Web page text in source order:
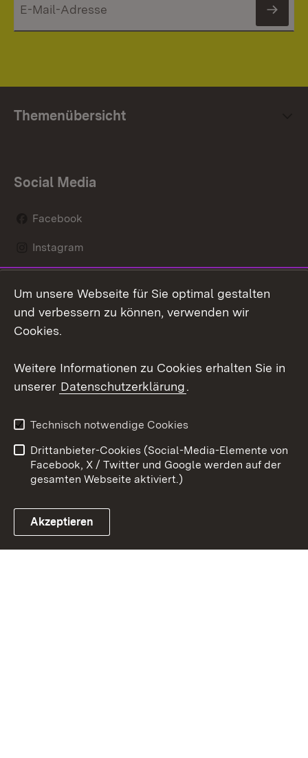
Themenübersicht
Social Media
Facebook
Instagram
Mastodon
Youtube
Link zum Landesportal
Kontakt
Datenschutz
Barrierefreiheit
Impressum Cookies
Um unsere Webseite für Sie optimal gestalten
und verbessern zu können, verwenden wir
Cookies.
Weitere Informationen zu Cookies erhalten Sie in
unserer Datenschutzerklärung.
Technisch notwendige Cookies
Drittanbieter-Cookies (Social-Media-Elemente von
Facebook, X / Twitter und Google werden auf der
gesamten Webseite aktiviert.)
Akzeptieren